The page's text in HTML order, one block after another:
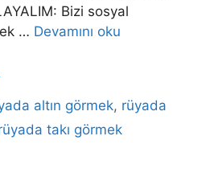
Bizi sosyal
… Devamını oku
altın görmek, rüyada
takı görmek